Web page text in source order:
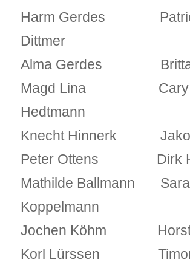
Harm Gerdes
Dittmer
Alma Gerdes Britta
Magd Lina Cary
Hedtmann
Knecht Hinnerk
Peter Ottens Dirk
Mathilde Ballmann
Koppelmann
Jochen Köhm Horst
Korl Lürssen